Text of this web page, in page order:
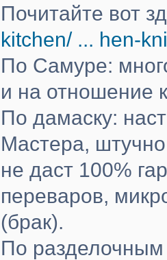
Почитайте вот
kitchen/ ... hen-
По Самуре:
и на отношение
По дамаску:
Мастера,
не даст 100%
переваров,
(брак).
По разделочным